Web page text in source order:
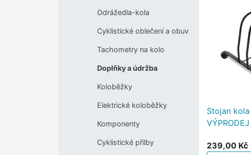
Odrážedla-kola
Cyklistické oblečení a obuv
Tachometry na kolo
Doplňky a údržba
Koloběžky
Elektrické koloběžky
Komponenty
Cyklistické přilby
Stojan
VÝPRODEJ
239,00 Kč